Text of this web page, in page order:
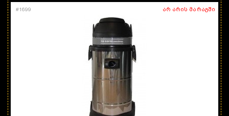
არ არის მარაგში
#1699